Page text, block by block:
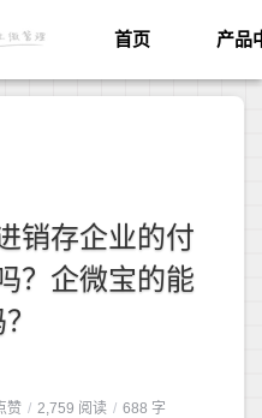
首页 产品
销存企业的付
？企微宝的能
赞 / 2,759 阅读 / 688 字